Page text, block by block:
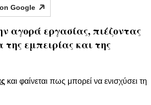
Google
αγορά εργασίας, πιέζοντας
της εμπειρίας και της
και φαίνεται πως μπορεί να ενισχύσει τη